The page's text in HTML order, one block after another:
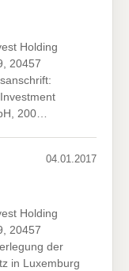
Holding
20457
200…
04.01.2017
Holding
20457
der
in Luxemburg